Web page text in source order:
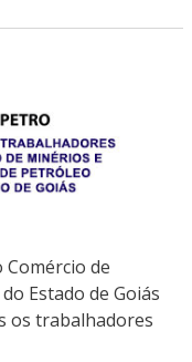
de
Estado de Goiás
os trabalhadores